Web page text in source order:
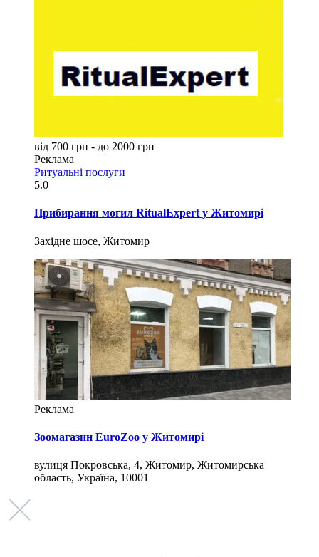
від 700 грн - до 2000 грн
Реклама
Ритуальні послуги
5.0
Прибирання могил RitualExpert у Житомирі
Західне шосе, Житомир
Реклама
Зоомагазин EuroZoo у Житомирі
вулиця Покровська, 4, Житомир, Житомирська
область, Україна, 10001